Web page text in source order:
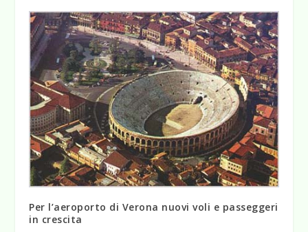
Per l’aeroporto di Verona nuovi voli e passeggeri
in crescita